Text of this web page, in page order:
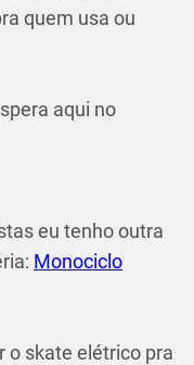
quem usa ou
aqui no
eu tenho outra
Monociclo
o skate elétrico pra